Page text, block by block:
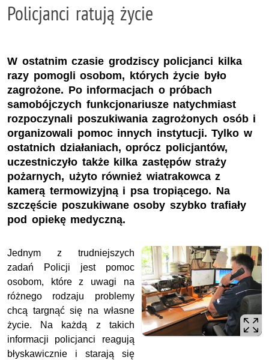
Policjanci ratują życie
W ostatnim czasie grodziscy policjanci kilka
razy pomogli osobom, których życie było
zagrożone. Po informacjach o próbach
samobójczych funkcjonariusze natychmiast
rozpoczynali poszukiwania zagrożonych osób i
organizowali pomoc innych instytucji. Tylko w
ostatnich działaniach, oprócz policjantów,
uczestniczyło także kilka zastępów straży
pożarnych, użyto również wiatrakowca z
kamerą termowizyjną i psa tropiącego. Na
szczęście poszukiwane osoby szybko trafiały
pod opiekę medyczną.
Jednym z trudniejszych
zadań Policji jest pomoc
osobom, które z uwagi na
różnego rodzaju problemy
chcą targnąć się na własne
życie. Na każdą z takich
informacji policjanci reagują
błyskawicznie i starają się